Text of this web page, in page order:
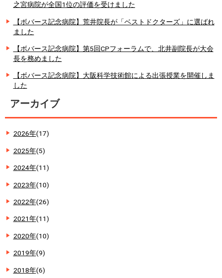
之宮病院が全国1位の評価を受けました
【ボバース記念病院】荒井院長が「ベストドクターズ」に選ばれ
ました
【ボバース記念病院】第5回CPフォーラムで、北井副院長が大会
長を務めました
【ボバース記念病院】大阪科学技術館による出張授業を開催しま
した
アーカイブ
2026年(17)
2025年(5)
2024年(11)
2023年(10)
2022年(26)
2021年(11)
2020年(10)
2019年(9)
2018年(6)